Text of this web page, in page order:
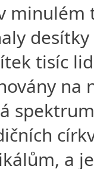
minulém
tisíc
na
a